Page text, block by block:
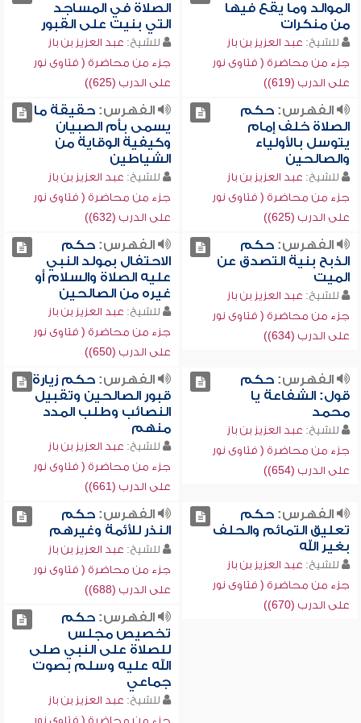
الموالد وما يقع فيها
من منكرات
للشيخ: عبد العزيز بن باز
جزء من محاضرة ( فتاوى نور
على الدرب (619))
الصلاة في المساجد
التي بنيت على القبور
للشيخ: عبد العزيز بن باز
جزء من محاضرة ( فتاوى نور
على الدرب (625))
الفهرس:حكم
الصلاة خلف إمام
يتوسل بالأولياء
والصالحين
للشيخ: عبد العزيز بن باز
جزء من محاضرة ( فتاوى نور
على الدرب (625))
الفهرس:حقيقة ما
يسمى بأم الصبيان
وكيفية الوقاية من
الشياطين
للشيخ: عبد العزيز بن باز
جزء من محاضرة ( فتاوى نور
على الدرب (632))
الفهرس:حكم
الذبح بنية التصدق عن
الميت
للشيخ: عبد العزيز بن باز
جزء من محاضرة ( فتاوى نور
على الدرب (634))
الفهرس:حكم
الاحتفال بمولد النبي
عليه الصلاة والسلام أو
غيره من الصالحين
للشيخ: عبد العزيز بن باز
جزء من محاضرة ( فتاوى نور
على الدرب (650))
الفهرس:حكم
قول: الشفاعة يا
محمد
للشيخ: عبد العزيز بن باز
جزء من محاضرة ( فتاوى نور
على الدرب (654))
الفهرس:حكم زيارة
قبور الصالحين وتقبيل
النصائب وطلب المدد
منهم
للشيخ: عبد العزيز بن باز
جزء من محاضرة ( فتاوى نور
على الدرب (661))
الفهرس:حكم
تعليق التمائم والحلف
بغير الله
للشيخ: عبد العزيز بن باز
جزء من محاضرة ( فتاوى نور
على الدرب (670))
الفهرس:حكم
النذر للأئمة وغيرهم
للشيخ: عبد العزيز بن باز
جزء من محاضرة ( فتاوى نور
على الدرب (688))
الفهرس:حكم
تخصيص مجلس
للصلاة على النبي صلى
الله عليه وسلم بصوت
جماعي
للشيخ: عبد العزيز بن باز
جزء من محاضرة ( فتاوى نور